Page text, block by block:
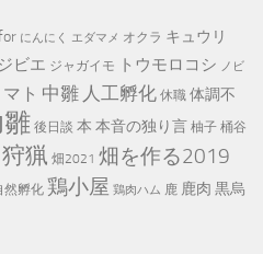
にんにく エダマメ オクラ キュウリ
ジビエ ジャガイモ トウモロコシ ノビ
ト 中雛 人工孵化 休職 体調不
後日談 本 本音の独り言 柚子 桶谷
狩猟 畑2021 畑を作る2019
然孵化 鶏小屋 鶏肉ハム 鹿 鹿肉 黒烏